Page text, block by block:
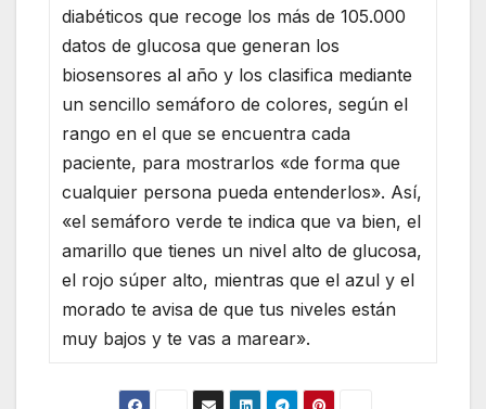
diabéticos que recoge los más de 105.000
datos de glucosa que generan los
biosensores al año y los clasifica mediante
un sencillo semáforo de colores, según el
rango en el que se encuentra cada
paciente, para mostrarlos «de forma que
cualquier persona pueda entenderlos». Así,
«el semáforo verde te indica que va bien, el
amarillo que tienes un nivel alto de glucosa,
el rojo súper alto, mientras que el azul y el
morado te avisa de que tus niveles están
muy bajos y te vas a marear».